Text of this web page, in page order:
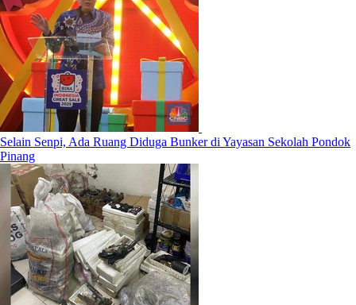
Selain Senpi, Ada Ruang Diduga Bunker di Yayasan Sekolah Pondok
Pinang